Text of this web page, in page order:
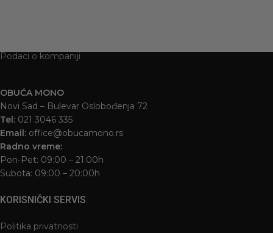
Podaci o kompaniji
OBUĆA MONO
Novi Sad – Bulevar Oslobođenja 72
Tel: 021 3046 335
Email: office@obucamono.rs
Radno vreme:
Pon-Pet: 09:00 – 21:00h
Subota: 09:00 – 20:00h
KORISNIČKI SERVIS
Politika privatnosti